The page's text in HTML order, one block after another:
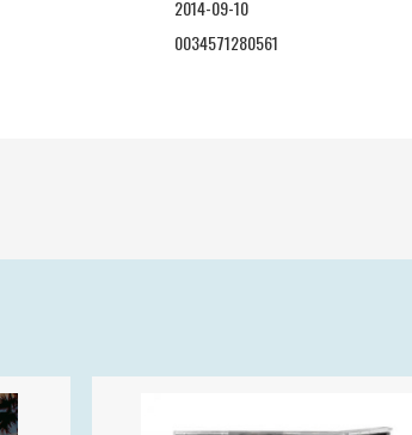
2014-09-10
0034571280561